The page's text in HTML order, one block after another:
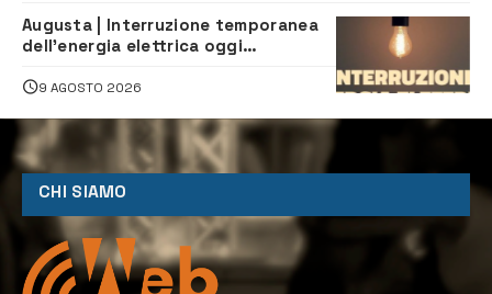
Augusta | Interruzione temporanea
dell’energia elettrica oggi
lavori
9 AGOSTO 2026
CHI SIAMO